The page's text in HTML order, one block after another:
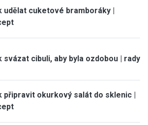
udělat cuketové bramboráky |
svázat cibuli, aby byla ozdobou | rady
připravit okurkový salát do sklenic |